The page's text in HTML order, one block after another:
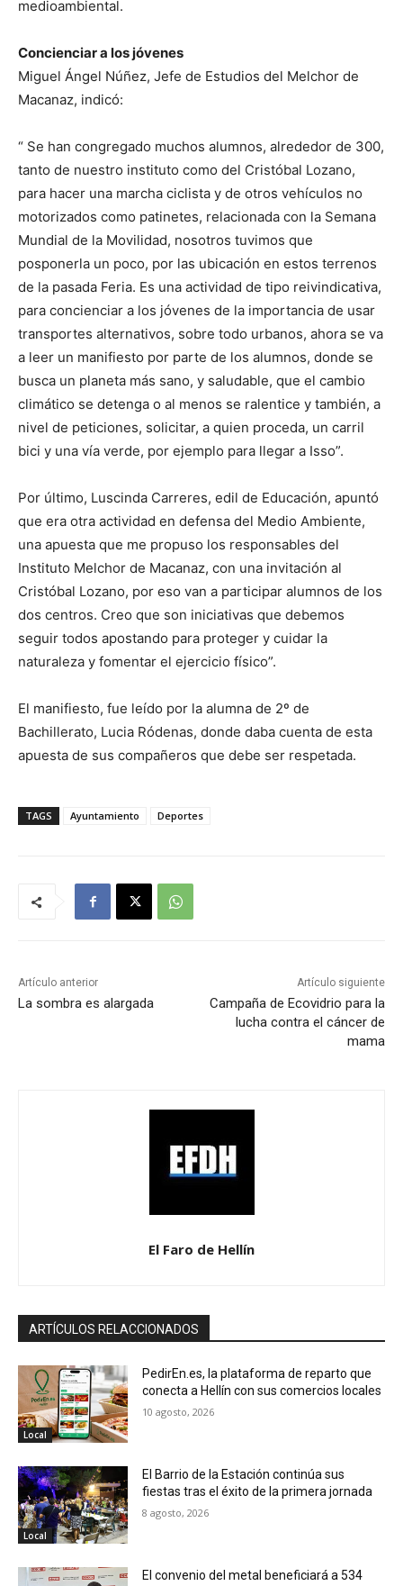
medioambiental.
Concienciar a los jóvenes
Miguel Ángel Núñez, Jefe de Estudios del Melchor de
Macanaz, indicó:
“ Se han congregado muchos alumnos, alrededor de 300,
tanto de nuestro instituto como del Cristóbal Lozano,
para hacer una marcha ciclista y de otros vehículos no
motorizados como patinetes, relacionada con la Semana
Mundial de la Movilidad, nosotros tuvimos que
posponerla un poco, por las ubicación en estos terrenos
de la pasada Feria. Es una actividad de tipo reivindicativa,
para concienciar a los jóvenes de la importancia de usar
transportes alternativos, sobre todo urbanos, ahora se va
a leer un manifiesto por parte de los alumnos, donde se
busca un planeta más sano, y saludable, que el cambio
climático se detenga o al menos se ralentice y también, a
nivel de peticiones, solicitar, a quien proceda, un carril
bici y una vía verde, por ejemplo para llegar a Isso”.
Por último, Luscinda Carreres, edil de Educación, apuntó
que era otra actividad en defensa del Medio Ambiente,
una apuesta que me propuso los responsables del
Instituto Melchor de Macanaz, con una invitación al
Cristóbal Lozano, por eso van a participar alumnos de los
dos centros. Creo que son iniciativas que debemos
seguir todos apostando para proteger y cuidar la
naturaleza y fomentar el ejercicio físico”.
El manifiesto, fue leído por la alumna de 2º de
Bachillerato, Lucia Ródenas, donde daba cuenta de esta
apuesta de sus compañeros que debe ser respetada.
TAGS Ayuntamiento Deportes
Artículo anterior
La sombra es alargada
Artículo siguiente
Campaña de Ecovidrio para la
lucha contra el cáncer de
mama
El Faro de Hellín
ARTÍCULOS RELACCIONADOS
Local
PedirEn.es, la plataforma de reparto que
conecta a Hellín con sus comercios locales
10 agosto, 2026
Local
El Barrio de la Estación continúa sus
fiestas tras el éxito de la primera jornada
8 agosto, 2026
El convenio del metal beneficiará a 534